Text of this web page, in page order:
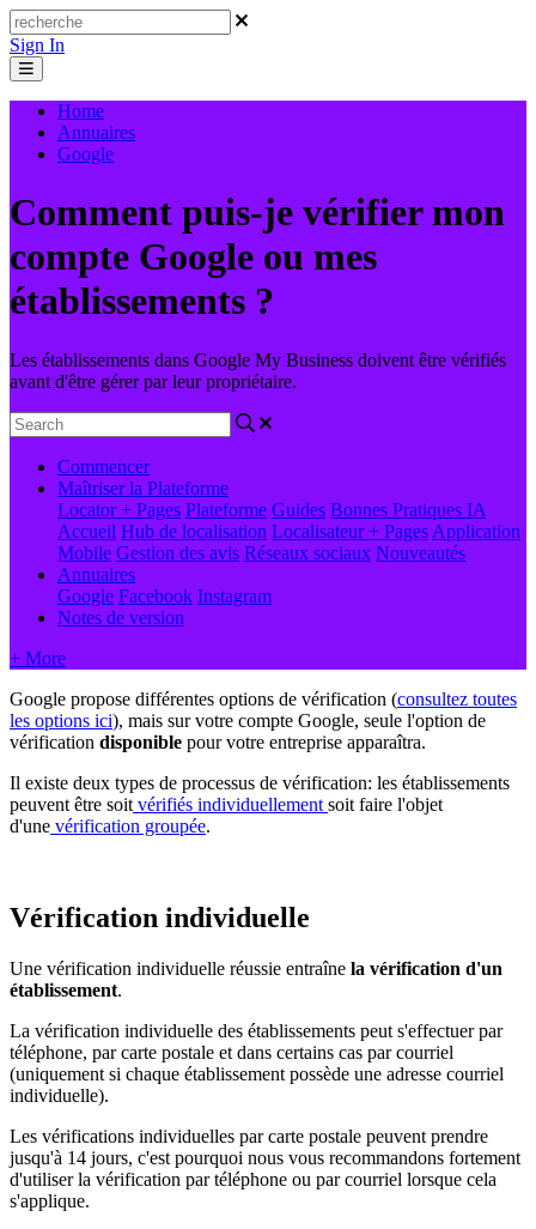
Sign In
Home
Annuaires
Google
Comment puis-je vérifier mon
compte Google ou mes
établissements ?
Les établissements dans Google My Business doivent être vérifiés
avant d'être gérer par leur propriétaire.
Commencer
Maîtriser la Plateforme
Locator + Pages Plateforme Guides Bonnes Pratiques IA
Accueil Hub de localisation Localisateur + Pages Application
Mobile Gestion des avis Réseaux sociaux Nouveautés
Annuaires
Google Facebook Instagram
Notes de version
+ More
Google propose différentes options de vérification (consultez toutes
les options ici), mais sur votre compte Google, seule l'option de
vérification disponible pour votre entreprise apparaîtra.
Il existe deux types de processus de vérification: les établissements
peuvent être soit vérifiés individuellement soit faire l'objet
d'une vérification groupée.
Vérification individuelle
Une vérification individuelle réussie entraîne la vérification d'un
établissement.
La vérification individuelle des établissements peut s'effectuer par
téléphone, par carte postale et dans certains cas par courriel
(uniquement si chaque établissement possède une adresse courriel
individuelle).
Les vérifications individuelles par carte postale peuvent prendre
jusqu'à 14 jours, c'est pourquoi nous vous recommandons fortement
d'utiliser la vérification par téléphone ou par courriel lorsque cela
s'applique.